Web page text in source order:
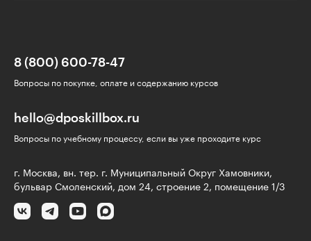
8 (800) 600-78-47
Вопросы по покупке, оплате и содержанию курсов
hello@dposkillbox.ru
Вопросы по учебному процессу, если вы уже проходите курс
г. Москва, вн. тер. г. Муниципальный Округ Хамовники,
бульвар Смоленский, дом 24, строение 2, помещение 1/3